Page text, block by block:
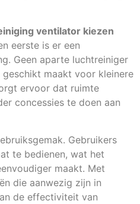
ventilator kiezen
eerste is er een
Geen aparte luchtreiniger
maakt voor kleinere
ervoor dat ruimte
concessies te doen aan
Gebruikers
te bedienen, wat het
maakt. Met
die aanwezig zijn in
de effectiviteit van